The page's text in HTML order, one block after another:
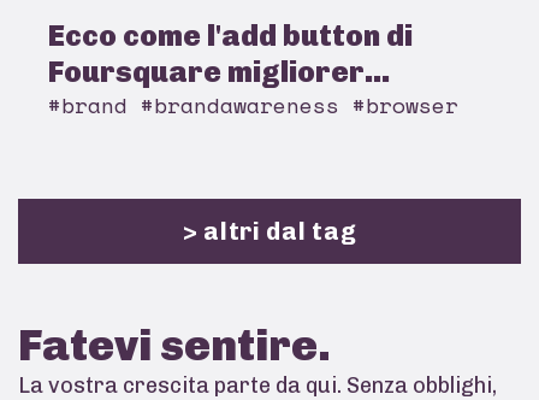
Ecco come l'add button di
Foursquare migliorer...
#brand #brandawareness #browser
> altri dal tag
Fatevi sentire.
La vostra crescita parte da qui. Senza obblighi,